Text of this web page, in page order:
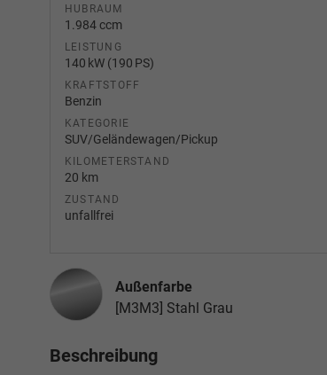
HUBRAUM
1.984 ccm
LEISTUNG
140 kW (190 PS)
KRAFTSTOFF
Benzin
KATEGORIE
SUV/Geländewagen/Pickup
KILOMETERSTAND
20 km
ZUSTAND
unfallfrei
Außenfarbe
[M3M3] Stahl Grau
Beschreibung